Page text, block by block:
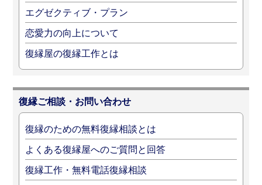
エグゼクティブ・プラン
恋愛力の向上について
復縁屋の復縁工作とは
復縁ご相談・お問い合わせ
復縁のための無料復縁相談とは
よくある復縁屋へのご質問と回答
復縁工作・無料電話復縁相談